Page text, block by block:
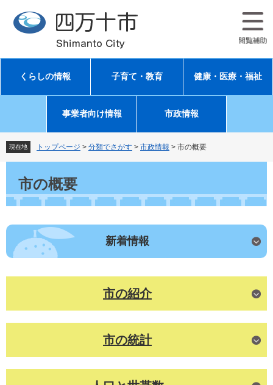
先
す
を
し
文
くらしの情報 子育て・教育 健康・医療・福祉
事業者向け情報 市政情報
現在地 トップページ > 分類でさがす > 市政情報 > 市の概要
市の概要
新着情報
市の紹介
市の統計